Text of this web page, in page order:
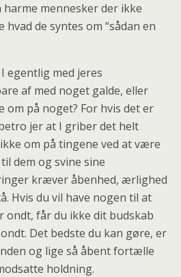
mennesker der ikke
de syntes om “sådan en
egentlig med jeres
af med noget galde, eller
om på noget? For hvis det er
jer at I griber det helt
om på tingene ved at være
dem og svine sine
kræver åbenhed, ærlighed
Hvis du vil have nogen til at
får du ikke dit budskab
ondt. Det bedste du kan gøre, er
og lige så åbent fortælle
holdning.